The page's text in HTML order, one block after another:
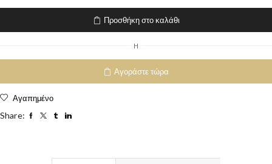
Προσθήκη στο καλάθι
H
Αγοράστε τώρα
Αγαπημένο
Share: